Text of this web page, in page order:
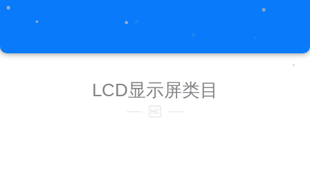
LCD显示屏类目